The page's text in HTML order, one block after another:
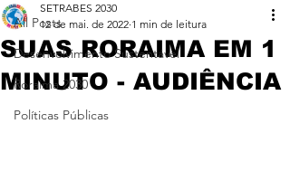
All Posts
Desenvolvimento Sustentável
Roraima 2030
Políticas Públicas
SUAS RORAIMA EM 1
MINUTO - AUDIÊNCIA
SETRABES 2030
12 de mai. de 2022 1 min de leitura